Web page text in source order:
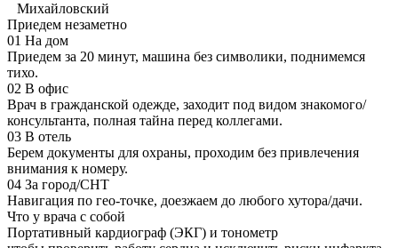
Михайловский
Приедем незаметно
01 На дом
Приедем за 20 минут, машина без символики, поднимемся
тихо.
02 В офис
Врач в гражданской одежде, заходит под видом знакомого/
консультанта, полная тайна перед коллегами.
03 В отель
Берем документы для охраны, проходим без привлечения
внимания к номеру.
04 За город/СНТ
Навигация по гео-точке, доезжаем до любого хутора/дачи.
Что у врача с собой
Портативный кардиограф (ЭКГ) и тонометр